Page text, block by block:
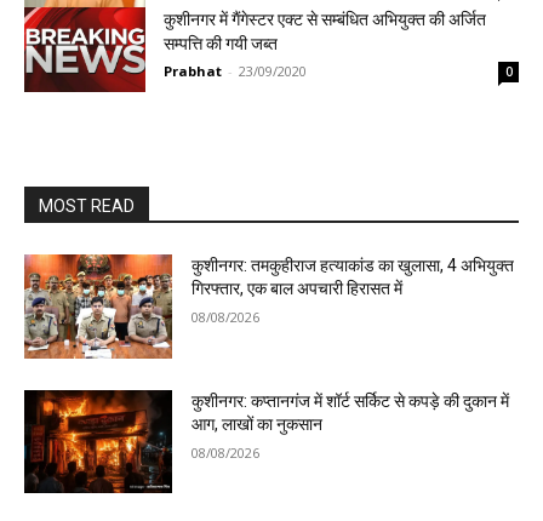
कुशीनगर में गैंगेस्टर एक्ट से सम्बंधित अभियुक्त की अर्जित
सम्पत्ति की गयी जब्त
Prabhat - 23/09/2020 0
MOST READ
कुशीनगर: तमकुहीराज हत्याकांड का खुलासा, 4 अभियुक्त
गिरफ्तार, एक बाल अपचारी हिरासत में
08/08/2026
कुशीनगर: कप्तानगंज में शॉर्ट सर्किट से कपड़े की दुकान में
आग, लाखों का नुकसान
08/08/2026